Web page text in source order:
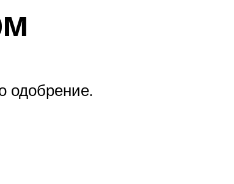
одобрение.